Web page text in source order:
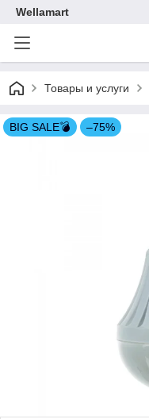
Wellamart
Товары и услуги
BIG SALE💣 –75%